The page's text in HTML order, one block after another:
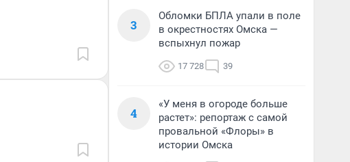
3
Обломки БПЛА упали в поле
в окрестностях Омска —
вспыхнул пожар
17 728 39
4
«У меня в огороде больше
растет»: репортаж с самой
провальной «Флоры» в
истории Омска